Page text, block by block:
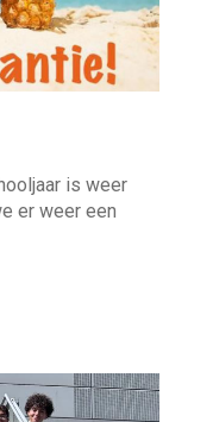
is weer
er weer een